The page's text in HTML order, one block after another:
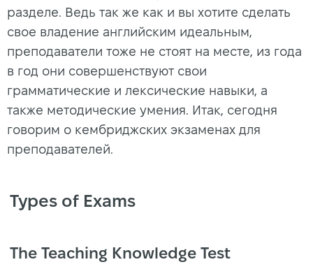
разделе. Ведь так же как и вы хотите сделать
свое владение английским идеальным,
преподаватели тоже не стоят на месте, из года
в год они совершенствуют свои
грамматические и лексические навыки, а
также методические умения. Итак, сегодня
говорим о кембриджских экзаменах для
преподавателей.
Types of Exams
The Teaching Knowledge Test